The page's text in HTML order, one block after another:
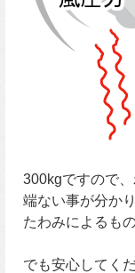
300kgですので
端ない事が分か
たわみによるもの
でも安心してく